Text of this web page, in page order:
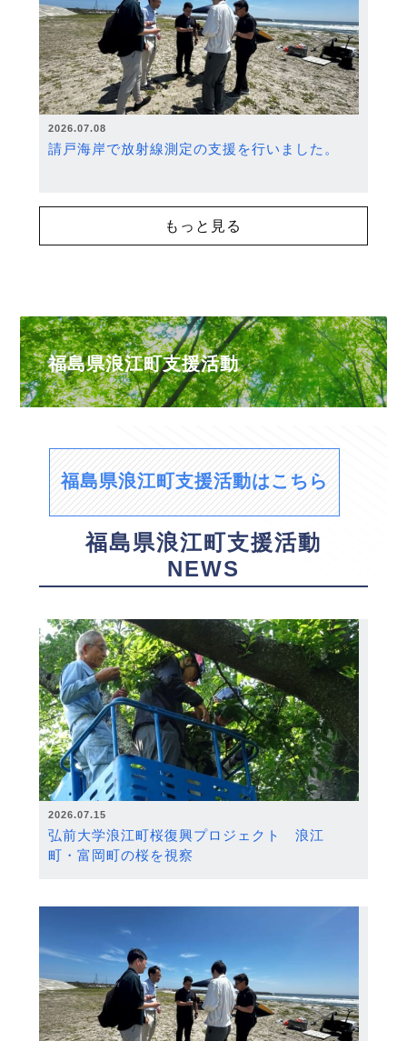
2026.07.08
請戸海岸で放射線測定の支援を行いました。
もっと見る
福島県浪江町支援活動
福島県浪江町支援活動はこちら
福島県浪江町支援活動
NEWS
2026.07.15
弘前大学浪江町桜復興プロジェクト 浪江
町・富岡町の桜を視察